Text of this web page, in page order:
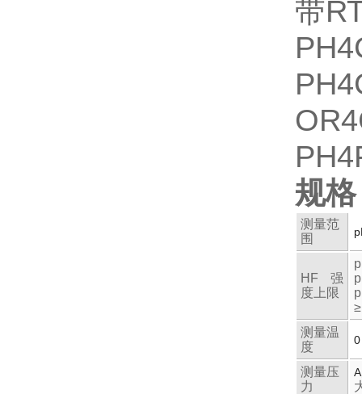
带
规格
测量范
围
HF强
度上限
测量温
度
测量压
力
A